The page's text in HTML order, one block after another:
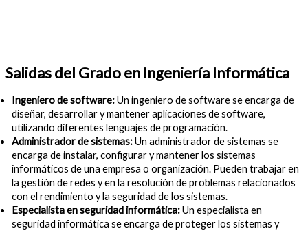
Salidas del Grado en Ingeniería Informática
Ingeniero de software:Un ingeniero de software se encarga de
diseñar, desarrollar y mantener aplicaciones de software,
utilizando diferentes lenguajes de programación.
Administrador de sistemas:Un administrador de sistemas se
encarga de instalar, configurar y mantener los sistemas
informáticos de una empresa o organización. Pueden trabajar en
la gestión de redes y en la resolución de problemas relacionados
con el rendimiento y la seguridad de los sistemas.
Especialista en seguridad informática:Un especialista en
seguridad informática se encarga de proteger los sistemas y